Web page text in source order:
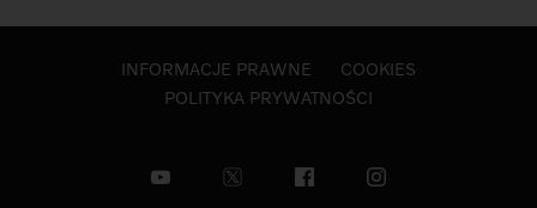
INFORMACJE PRAWNE
COOKIES
POLITYKA PRYWATNOŚCI